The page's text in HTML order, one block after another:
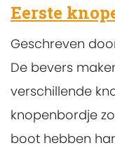
Eerste
Geschreven
De bevers
verschillende
knopenbordje
boot hebben